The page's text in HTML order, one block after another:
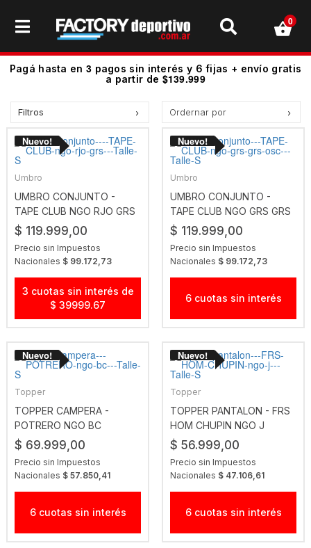
Pagá hasta en 3 pagos sin interés y 6 fijas + envío gratis
a partir de $139.999
0
Filtros
Ordernar por
Precio más alto.
Los más vendidos
Mejor Valoradas
A - Z
Z - A
Fecha de lanzamiento
Mejor Descuento
Umbro
UMBRO CONJUNTO -
TAPE CLUB NGO RJO GRS
$ 119.999,00
Precio sin Impuestos
Nacionales $ 99.172,73
3 cuotas sin interés de
$ 39999.67
Umbro
UMBRO CONJUNTO -
TAPE CLUB NGO GRS GRS
OSC
$ 119.999,00
Precio sin Impuestos
Nacionales $ 99.172,73
6 cuotas sin interés
Topper
TOPPER CAMPERA -
POTRERO NGO BC
$ 69.999,00
Precio sin Impuestos
Nacionales $ 57.850,41
6 cuotas sin interés
Topper
TOPPER PANTALON - FRS
HOM CHUPIN NGO J
$ 56.999,00
Precio sin Impuestos
Nacionales $ 47.106,61
6 cuotas sin interés